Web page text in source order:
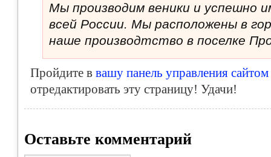
Мы производим веники и успешно
всей России. Мы расположены в
наше производтство в поселке
Пройдите в вашу панель управления сайтом
отредактировать эту страницу! Удачи!
Оставьте комментарий